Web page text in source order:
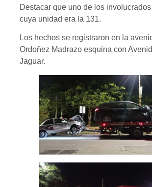
Destacar que uno de los
cuya unidad era la 131.
Los hechos se registraron en la
Ordoñez Madrazo esquina con
Jaguar.